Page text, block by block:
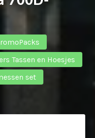
Tassen en Hoesjes
set